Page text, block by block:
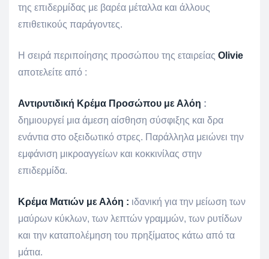
της επιδερμίδας με βαρέα μέταλλα και άλλους
επιθετικούς παράγοντες.
Η σειρά περιποίησης προσώπου της εταιρείας Olivie
αποτελείτε από :
Αντιρυτιδική Κρέμα Προσώπου με Αλόη :
δημιουργεί μια άμεση αίσθηση σύσφιξης και δρα
ενάντια στο οξειδωτικό στρες. Παράλληλα μειώνει την
εμφάνιση μικροαγγείων και κοκκινίλας στην
επιδερμίδα.
Κρέμα Ματιών με Αλόη : ιδανική για την μείωση των
μαύρων κύκλων, των λεπτών γραμμών, των ρυτίδων
και την καταπολέμηση του πρηξίματος κάτω από τα
μάτια.